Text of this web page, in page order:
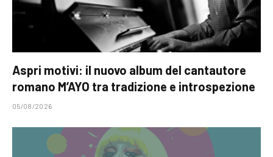
Aspri motivi: il nuovo album del cantautore
romano M’AYO tra tradizione e introspezione
05/08/2026